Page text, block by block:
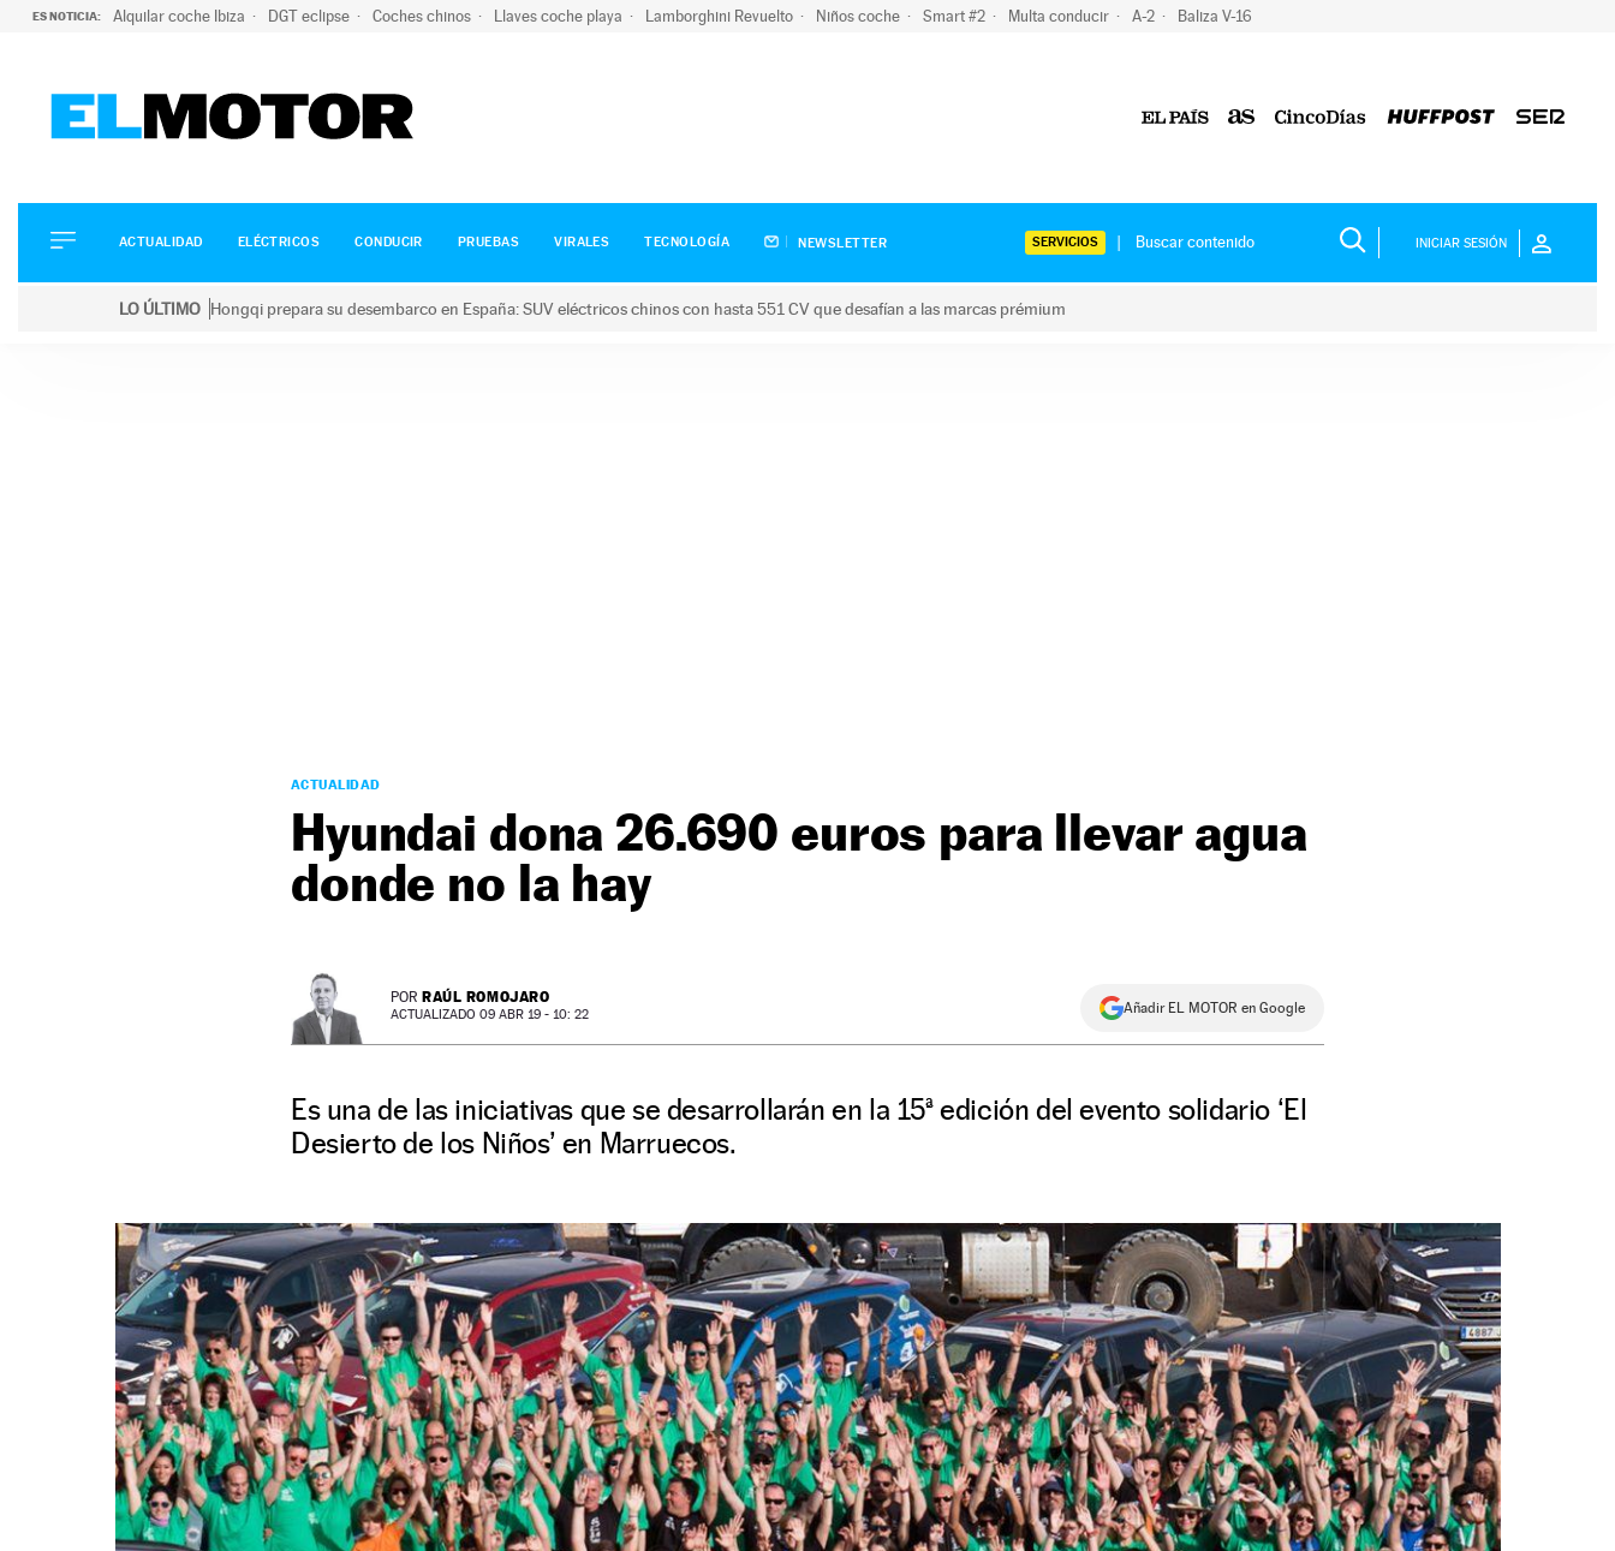
ES NOTICIA: Alquilar coche Ibiza DGT eclipse Coches chinos Llaves coche playa Lamborghini Revuelto Niños coche Smart #2 Multa conducir A-2 Baliza V-16
ELÉCTRICOS
CONDUCIR
ACTUALIDAD ELÉCTRICOS CONDUCIR PRUEBAS VIRALES TECNOLOGÍA NEWSLETTER SERVICIOS INICIAR SESIÓN
LO ÚLTIMO Hongqi prepara su desembarco en España: SUV eléctricos chinos con hasta 551 CV que desafían a las marcas prémium
ACTUALIDAD
Hyundai dona 26.690 euros para llevar agua
donde no la hay
POR RAÚL ROMOJARO
ACTUALIZADO 09 ABR 19 - 10: 22 Añadir EL MOTOR en Google
Es una de las iniciativas que se desarrollarán en la 15ª edición del evento solidario ‘El
Desierto de los Niños’ en Marruecos.